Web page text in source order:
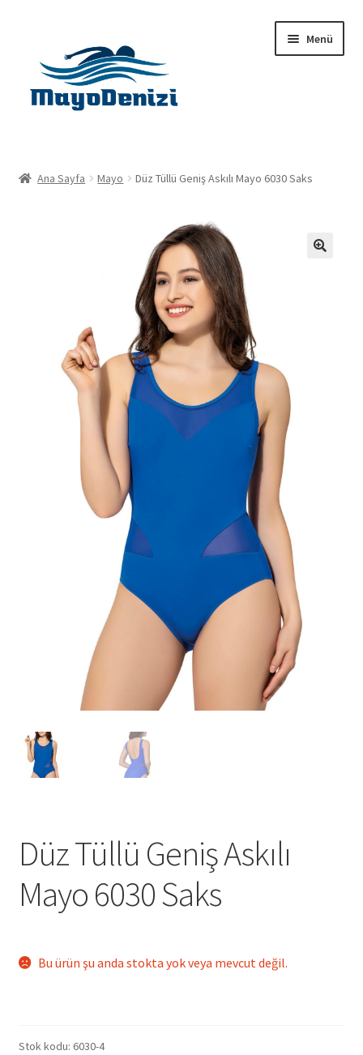
Menü
Ana Sayfa Mayo Düz Tüllü Geniş Askılı Mayo 6030 Saks
Düz Tüllü Geniş Askılı
Mayo 6030 Saks
Bu ürün şu anda stokta yok veya mevcut değil.
Stok kodu: 6030-4